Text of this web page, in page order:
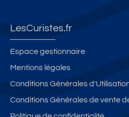
LesCuristes.fr
Espace gestionnaire
Mentions légales
Conditions Générales
Conditions Générales de vente